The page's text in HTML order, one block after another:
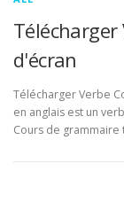
Télécharger
d'écran
Télécharger Verbe
en anglais est un
Cours de